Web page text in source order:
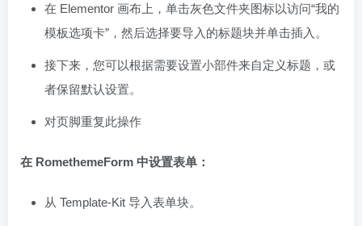
在 Elementor 画布上，单击灰色文件夹图标以访问“我的
模板选项卡”，然后选择要导入的标题块并单击插入。
接下来，您可以根据需要设置小部件来自定义标题，或
者保留默认设置。
对页脚重复此操作
在 RomethemeForm 中设置表单：
从 Template-Kit 导入表单块。